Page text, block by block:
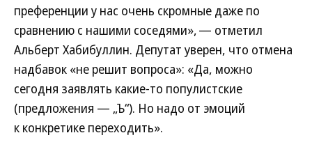
преференции у нас очень скромные даже по
сравнению с нашими соседями», — отметил
Альберт Хабибуллин. Депутат уверен, что отмена
надбавок «не решит вопроса»: «Да, можно
сегодня заявлять какие-то популистские
(предложения — „Ъ“). Но надо от эмоций
к конкретике переходить».